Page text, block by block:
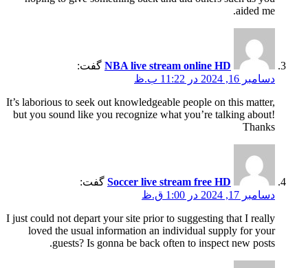
aided me.
NBA live stream online HD گفت:
دسامبر 16, 2024 در 11:22 ب.ظ
It’s laborious to seek out knowledgeable people on this matter,
but you sound like you recognize what you’re talking about!
Thanks
Soccer live stream free HD گفت:
دسامبر 17, 2024 در 1:00 ق.ظ
I just could not depart your site prior to suggesting that I really
loved the usual information an individual supply for your
guests? Is gonna be back often to inspect new posts.